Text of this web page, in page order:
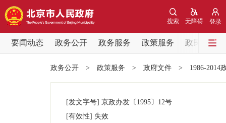
登录
无障碍
搜索
要闻动态 政务公开 政务服务 政策服务
政民互动
党中央精神
政务公开 > 政策服务 > 政府文件 > 1986-2014
[发文字号] 京政办发 〔1995〕 12号
[有效性] 失效